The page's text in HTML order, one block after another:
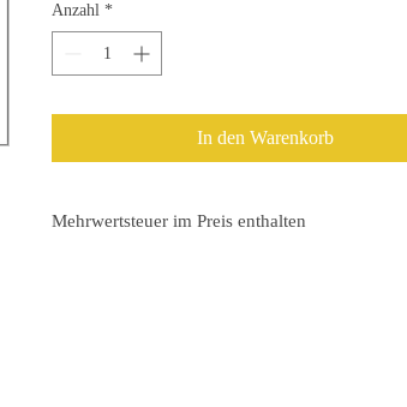
Anzahl *
In den Warenkorb
Mehrwertsteuer im Preis enthalten